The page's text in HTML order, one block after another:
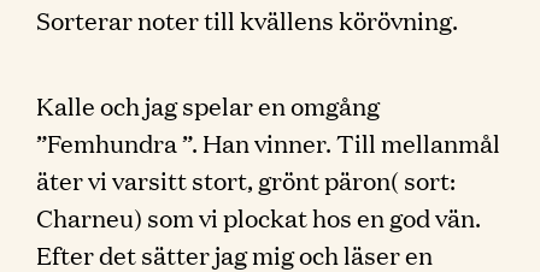
Sorterar noter till kvällens körövning.
Kalle och jag spelar en omgång
”Femhundra ”. Han vinner. Till mellanmål
äter vi varsitt stort, grönt päron( sort:
Charneu) som vi plockat hos en god vän.
Efter det sätter jag mig och läser en